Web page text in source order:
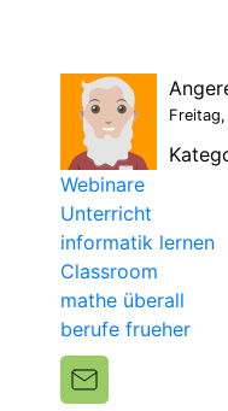
Webinare
Unterricht
informatik lernen
Classroom
mathe überall
berufe frueher